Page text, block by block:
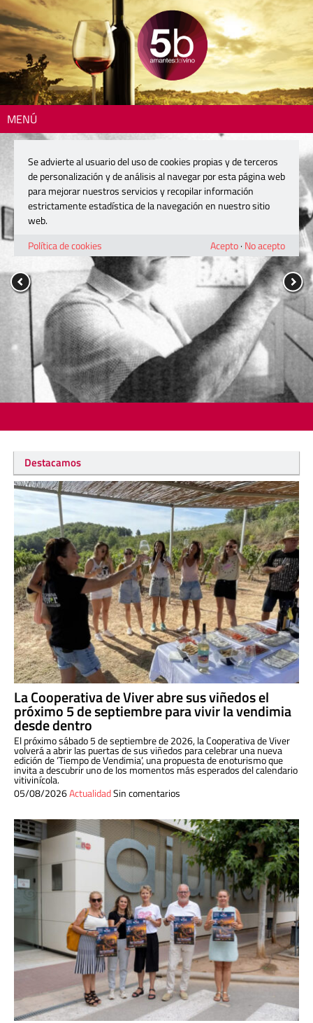
MENÚ
Destacamos
La Cooperativa de Viver abre sus viñedos el
próximo 5 de septiembre para vivir la vendimia
desde dentro
El próximo sábado 5 de septiembre de 2026, la Cooperativa de Viver
volverá a abrir las puertas de sus viñedos para celebrar una nueva
edición de ‘Tiempo de Vendimia’, una propuesta de enoturismo que
invita a descubrir uno de los momentos más esperados del calendario
vitivinícola.
05/08/2026ActualidadSin comentarios
Se advierte al usuario del uso de cookies propias y de terceros
de personalización y de análisis al navegar por esta página web
para mejorar nuestros servicios y recopilar información
estrictamente estadística de la navegación en nuestro sitio
web.
Política de cookies
Acepto· No acepto